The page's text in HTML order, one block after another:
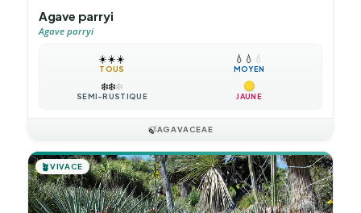
Agave parryi
Agave parryi
☀️☀️☀️
TOUS
💧 💧 💧
MOYEN
❄️❄️❄️
SEMI-RUSTIQUE JAUNE
🍃AGAVACEAE
🪴VIVACE